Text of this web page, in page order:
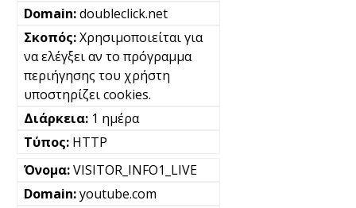
doubleclick.net
Χρησιμοποιείται για
να ελέγξει αν το πρόγραμμα
περιήγησης του χρήστη
υποστηρίζει cookies.
1 ημέρα
HTTP
VISITOR_INFO1_LIVE
youtube.com